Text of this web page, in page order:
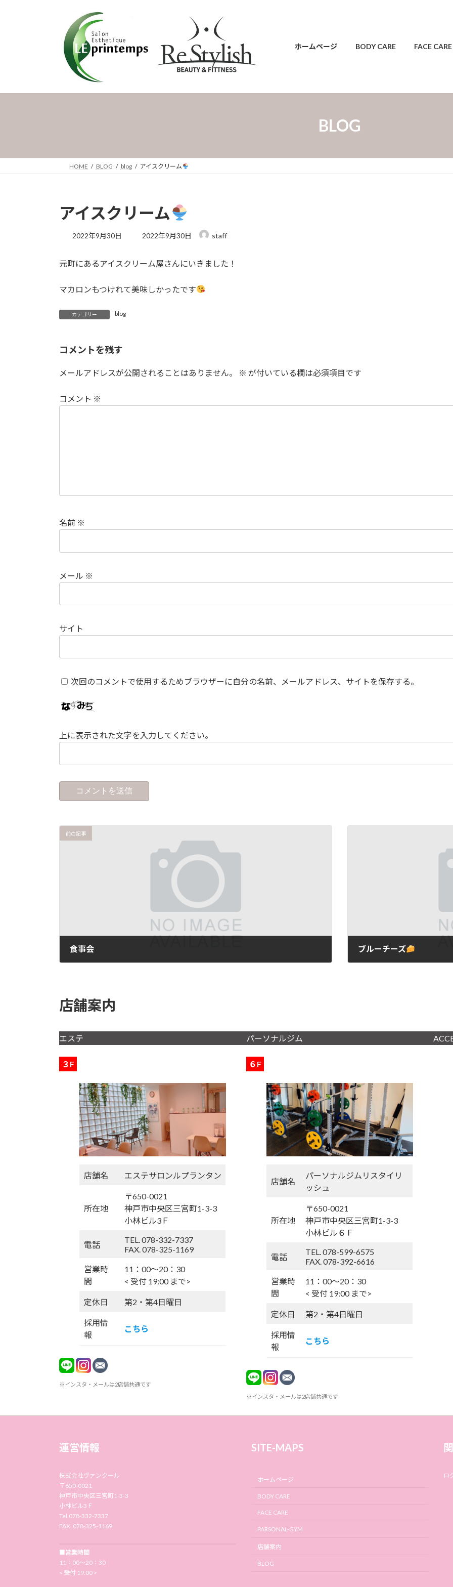
キ
に
ホームページ BODY CARE FACE CARE
BLOG
HOME BLOG blog アイスクリーム
アイスクリーム
2022年9月30日
最
新
時
:
2022年9月30日 staff
元町にあるアイスクリーム屋さんにいきました！
マカロンもつけれて美味しかったです
カテゴリー blog
コメントを残す
メールアドレスが公開されることはありません。 ※ が付いている欄は必須項目です
コメント ※
名前 ※
メール ※
サイト
次回のコメントで使用するためブラウザーに自分の名前、メールアドレス、サイトを保存する。
上に表示された文字を入力してください。
前の記事
食事会 ブルーチーズ
店舗案内
エステ
３F
店舗名 エステサロンルプランタン
所在地
〒650-0021
神戸市中央区三宮町1-3-3
小林ビル3Ｆ
電話
TEL. 078-332-7337
FAX. 078-325-1169
営業時
間
11：00〜20：30
< 受付 19:00 まで>
定休日 第2・第4日曜日
採用情
報
こちら
※インスタ・メールは2店舗共通です
パーソナルジム
６F
店舗名
パーソナルジムリスタイリ
ッシュ
所在地
〒650-0021
神戸市中央区三宮町1-3-3
小林ビル６Ｆ
電話
TEL. 078-599-6575
FAX. 078-392-6616
営業時
間
11：00〜20：30
< 受付 19:00 まで>
定休日 第2・第4日曜日
採用情
報
こちら
※インスタ・メールは2店舗共通です
運営情報
株式会社ヴァンクール
〒650-0021
神戸市中央区三宮町1-3-3
小林ビル3Ｆ
Tel.078-332-7337
FAX. 078-325-1169
■営業時間
11：00〜20：30
< 受付 19:00 >
SITE-MAPS
ホームページ
BODY CARE
FACE CARE
PARSONAL-GYM
店舗案内
BLOG
ロ